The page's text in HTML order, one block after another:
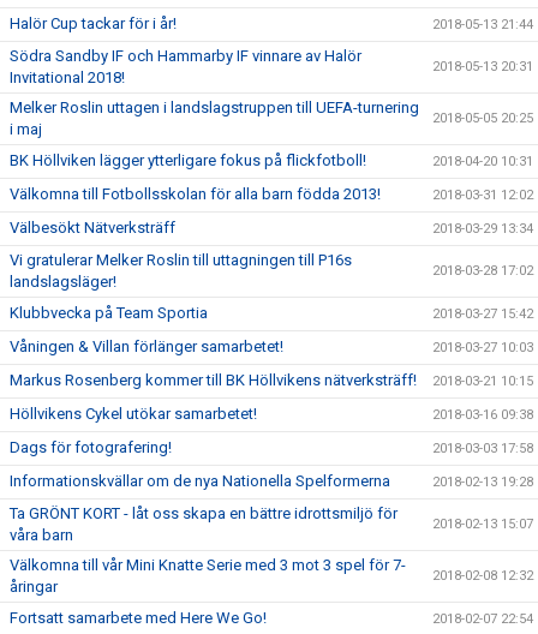
Halör Cup tackar för i år! 2018-05-13 21:44
Södra Sandby IF och Hammarby IF vinnare av Halör
Invitational 2018!
2018-05-13 20:31
Melker Roslin uttagen i landslagstruppen till UEFA-turnering
i maj
2018-05-05 20:25
BK Höllviken lägger ytterligare fokus på flickfotboll! 2018-04-20 10:31
Välkomna till Fotbollsskolan för alla barn födda 2013! 2018-03-31 12:02
Välbesökt Nätverksträff 2018-03-29 13:34
Vi gratulerar Melker Roslin till uttagningen till P16s
landslagsläger!
2018-03-28 17:02
Klubbvecka på Team Sportia 2018-03-27 15:42
Våningen & Villan förlänger samarbetet! 2018-03-27 10:03
Markus Rosenberg kommer till BK Höllvikens nätverksträff! 2018-03-21 10:15
Höllvikens Cykel utökar samarbetet! 2018-03-16 09:38
Dags för fotografering! 2018-03-03 17:58
Informationskvällar om de nya Nationella Spelformerna 2018-02-13 19:28
Ta GRÖNT KORT - låt oss skapa en bättre idrottsmiljö för
våra barn
2018-02-13 15:07
Välkomna till vår Mini Knatte Serie med 3 mot 3 spel för 7-
åringar
2018-02-08 12:32
Fortsatt samarbete med Here We Go! 2018-02-07 22:54